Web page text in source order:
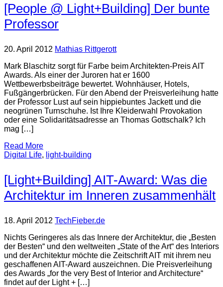
[People @ Light+Building] Der bunte
Professor
20. April 2012 Mathias Rittgerott
Mark Blaschitz sorgt für Farbe beim Architekten-Preis AIT
Awards. Als einer der Juroren hat er 1600
Wettbewerbsbeiträge bewertet. Wohnhäuser, Hotels,
Fußgängerbrücken. Für den Abend der Preisverleihung hatte
der Professor Lust auf sein hippiebuntes Jackett und die
neogrünen Turnschuhe. Ist Ihre Kleiderwahl Provokation
oder eine Solidaritätsadresse an Thomas Gottschalk? Ich
mag […]
Read More
Digital Life, light-building
[Light+Building] AIT-Award: Was die
Architektur im Inneren zusammenhält
18. April 2012 TechFieber.de
Nichts Geringeres als das Innere der Architektur, die „Besten
der Besten“ und den weltweiten „State of the Art“ des Interiors
und der Architektur möchte die Zeitschrift AIT mit ihrem neu
geschaffenen AIT-Award auszeichnen. Die Preisverleihung
des Awards „for the very Best of Interior and Architecture“
findet auf der Light + […]